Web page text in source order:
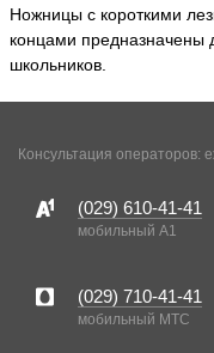
Ножницы с короткими
концами предназначены
школьников.
Консультация операторов:
(029) 610-41-41
мобильный A1
(029) 710-41-41
мобильный MTC